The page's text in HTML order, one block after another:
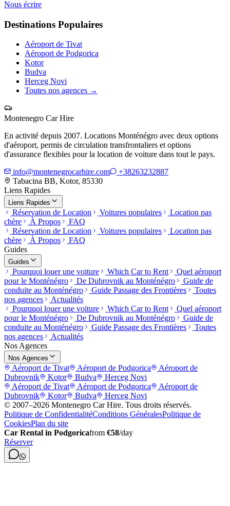
Nous écrire
Destinations Populaires
Aéroport de Tivat
Aéroport de Podgorica
Kotor
Budva
Herceg Novi
Toutes nos agences →
Montenegro Car Hire
En activité depuis 2007. Locations Monténégro avec deux options
d'aéroport, permis de circulation transfrontaliers et options
d'assurance flexibles pour la location de voiture dans tout le pays.
info@montenegrocarhire.com
+38263232887
Tabacina BB, Kotor, 85330
Liens Rapides
Liens Rapides
Réservation de Location Voitures populaires
Location pas
chère
À Propos
FAQ
Réservation de Location
Voitures populaires
Location pas
chère
À Propos
FAQ
Guides
Guides
Pourquoi louer une voiture Which Car to Rent
Quel aéroport
pour le Monténégro
De Dubrovnik au Monténégro
Guide de
conduite au Monténégro
Guide Passage des Frontières
Toutes
nos agences
Actualités
Pourquoi louer une voiture
Which Car to Rent
Quel aéroport
pour le Monténégro
De Dubrovnik au Monténégro
Guide de
conduite au Monténégro
Guide Passage des Frontières
Toutes
nos agences
Actualités
Nos Agences
Nos Agences
Aéroport de Tivat Aéroport de Podgorica
Aéroport de
Dubrovnik
Kotor Budva
Herceg Novi
Aéroport de Tivat
Aéroport de Podgorica
Aéroport de
Dubrovnik
Kotor Budva
Herceg Novi
© 2007–2026 Montenegro Car Hire. Tous droits réservés.
Politique de ConfidentialitéConditions GénéralesPolitique de
CookiesPlan du site
Car Rental in Podgoricafrom €58/day
Réserver